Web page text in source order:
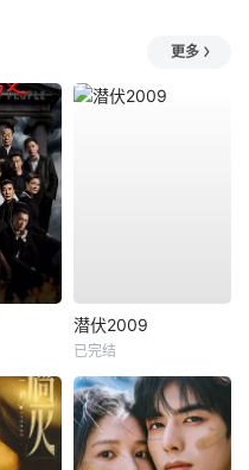
更多
潜伏2009
已完结